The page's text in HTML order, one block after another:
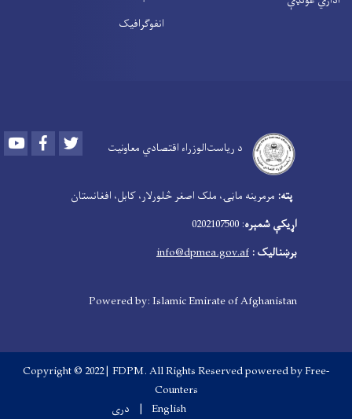
انفوګرافیک
د ریاست‌الوزراء اقتصادي معاونیت Youtube Facebook
‍پته: مرمرینه ماڼۍ، ملک اصغر څلورلار، کابل، افغانستان
اړیکې شمېره: 0202107500
برښنالیک : info@dpmea.gov.af
Powered by: Islamic Emirate of Afghanistan
Copyright © 2022 | FDPM. All Rights Reservedpowered by Free-
Counters
English
دری